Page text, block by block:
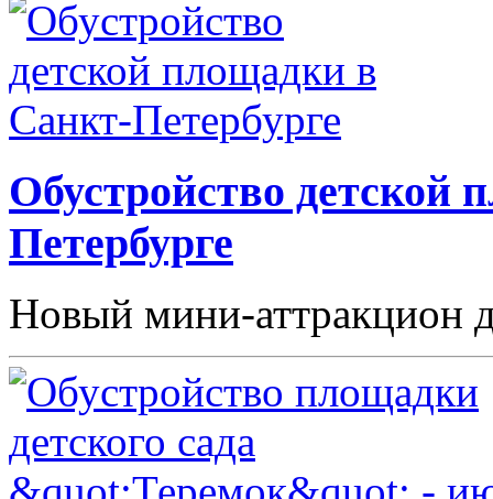
Обустройство детской
Петербурге
Новый мини-аттракцион